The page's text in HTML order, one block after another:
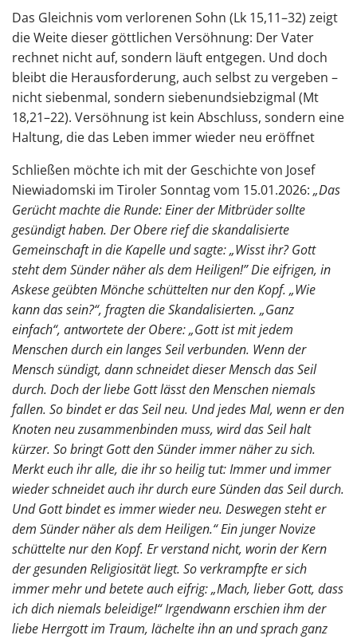
Das Gleichnis vom verlorenen Sohn (Lk 15,11–32) zeigt
die Weite dieser göttlichen Versöhnung: Der Vater
rechnet nicht auf, sondern läuft entgegen. Und doch
bleibt die Herausforderung, auch selbst zu vergeben –
nicht siebenmal, sondern siebenundsiebzigmal (Mt
18,21–22). Versöhnung ist kein Abschluss, sondern eine
Haltung, die das Leben immer wieder neu eröffnet
Schließen möchte ich mit der Geschichte von Josef
Niewiadomski im Tiroler Sonntag vom 15.01.2026: „Das
Gerücht machte die Runde: Einer der Mitbrüder sollte
gesündigt haben. Der Obere rief die skandalisierte
Gemeinschaft in die Kapelle und sagte: „Wisst ihr? Gott
steht dem Sünder näher als dem Heiligen!” Die eifrigen, in
Askese geübten Mönche schüttelten nur den Kopf. „Wie
kann das sein?“, fragten die Skandalisierten. „Ganz
einfach“, antwortete der Obere: „Gott ist mit jedem
Menschen durch ein langes Seil verbunden. Wenn der
Mensch sündigt, dann schneidet dieser Mensch das Seil
durch. Doch der liebe Gott lässt den Menschen niemals
fallen. So bindet er das Seil neu. Und jedes Mal, wenn er den
Knoten neu zusammenbinden muss, wird das Seil halt
kürzer. So bringt Gott den Sünder immer näher zu sich.
Merkt euch ihr alle, die ihr so heilig tut: Immer und immer
wieder schneidet auch ihr durch eure Sünden das Seil durch.
Und Gott bindet es immer wieder neu. Deswegen steht er
dem Sünder näher als dem Heiligen.“ Ein junger Novize
schüttelte nur den Kopf. Er verstand nicht, worin der Kern
der gesunden Religiosität liegt. So verkrampfte er sich
immer mehr und betete auch eifrig: „Mach, lieber Gott, dass
ich dich niemals beleidige!“ Irgendwann erschien ihm der
liebe Herrgott im Traum, lächelte ihn an und sprach ganz